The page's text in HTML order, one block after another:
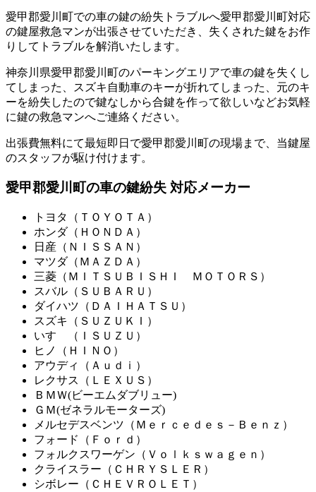
愛甲郡愛川町での車の鍵の紛失トラブルへ愛甲郡愛川町対応
の鍵屋救急マンが出張させていただき、失くされた鍵をお作
りしてトラブルを解消いたします。
神奈川県愛甲郡愛川町のパーキングエリアで車の鍵を失くし
てしまった、スズキ自動車のキーが折れてしまった、元のキ
ーを紛失したので鍵なしから合鍵を作って欲しいなどお気軽
に鍵の救急マンへご連絡ください。
出張費無料にて最短即日で愛甲郡愛川町の現場まで、当鍵屋
のスタッフが駆け付けます。
愛甲郡愛川町の車の鍵紛失 対応メーカー
トヨタ（ＴＯＹＯＴＡ）
ホンダ（ＨＯＮＤＡ）
日産（ＮＩＳＳＡＮ）
マツダ（ＭＡＺＤＡ）
三菱（ＭＩＴＳＵＢＩＳＨＩ ＭＯＴＯＲＳ）
スバル（ＳＵＢＡＲＵ）
ダイハツ（ＤＡＩＨＡＴＳＵ）
スズキ（ＳＵＺＵＫＩ）
いすゞ（ＩＳＵＺＵ）
ヒノ（ＨＩＮＯ）
アウディ（Ａｕｄｉ）
レクサス（ＬＥＸＵＳ）
ＢＭＷ(ビーエムダブリュー)
ＧＭ(ゼネラルモーターズ)
メルセデスベンツ（Ｍｅｒｃｅｄｅｓ－Ｂｅｎｚ）
フォード（Ｆｏｒｄ）
フォルクスワーゲン（Ｖｏｌｋｓｗａｇｅｎ）
クライスラー（ＣＨＲＹＳＬＥＲ）
シボレー（ＣＨＥＶＲＯＬＥＴ）